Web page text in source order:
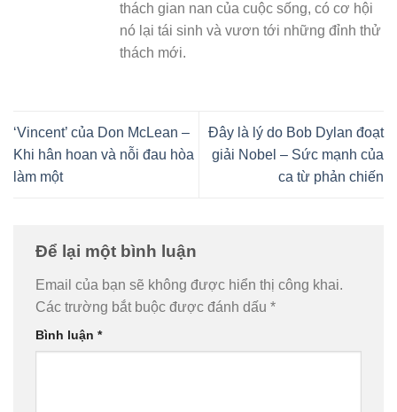
thách gian nan của cuộc sống, có cơ hội
nó lại tái sinh và vươn tới những đỉnh thử
thách mới.
‘Vincent’ của Don McLean –
Khi hân hoan và nỗi đau hòa
làm một
Đây là lý do Bob Dylan đoạt
giải Nobel – Sức mạnh của
ca từ phản chiến
Để lại một bình luận
Email của bạn sẽ không được hiển thị công khai.
Các trường bắt buộc được đánh dấu *
Bình luận *